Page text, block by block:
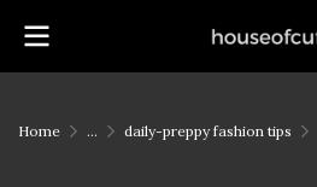
Home ... daily-preppy fashion tips